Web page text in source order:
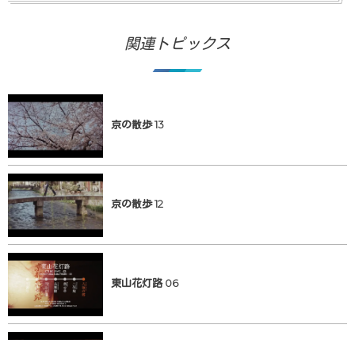
関連トピックス
京の散歩 13
京の散歩 12
東山花灯路 06